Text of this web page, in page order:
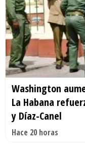
Washington
La Habana
y Díaz-Canel
Hace 20 horas